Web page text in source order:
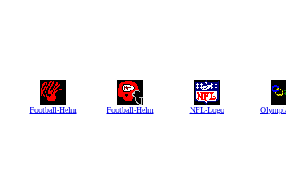
Football-Helm Football-Helm NFL-Logo